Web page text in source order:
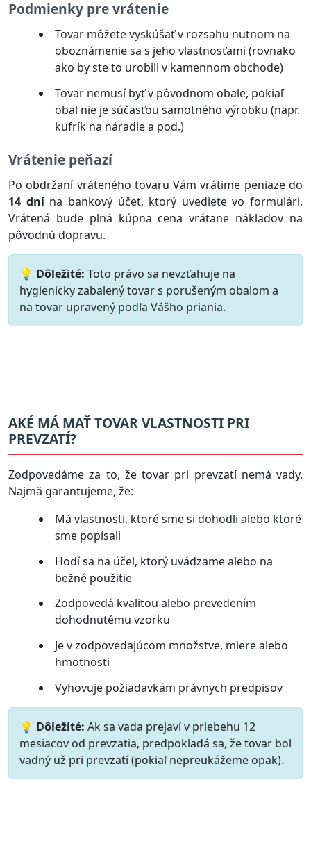
Podmienky pre vrátenie
Tovar môžete vyskúšať v rozsahu nutnom na
oboznámenie sa s jeho vlastnosťami (rovnako
ako by ste to urobili v kamennom obchode)
Tovar nemusí byť v pôvodnom obale, pokiaľ
obal nie je súčasťou samotného výrobku (napr.
kufrík na náradie a pod.)
Vrátenie peňazí
Po obdržaní vráteného tovaru Vám vrátime peniaze do
14 dnína bankový účet, ktorý uvediete vo formulári.
Vrátená bude plná kúpna cena vrátane nákladov na
pôvodnú dopravu.
💡 Dôležité: Toto právo sa nevzťahuje na
hygienicky zabalený tovar s porušeným obalom a
na tovar upravený podľa Vášho priania.
AKÉ MÁ MAŤ TOVAR VLASTNOSTI PRI
PREVZATÍ?
Zodpovedáme za to, že tovar pri prevzatí nemá vady.
Najmä garantujeme, že:
Má vlastnosti, ktoré sme si dohodli alebo ktoré
sme popísali
Hodí sa na účel, ktorý uvádzame alebo na
bežné použitie
Zodpovedá kvalitou alebo prevedením
dohodnutému vzorku
Je v zodpovedajúcom množstve, miere alebo
hmotnosti
Vyhovuje požiadavkám právnych predpisov
💡 Dôležité: Ak sa vada prejaví v priebehu 12
mesiacov od prevzatia, predpokladá sa, že tovar bol
vadný už pri prevzatí (pokiaľ nepreukážeme opak).